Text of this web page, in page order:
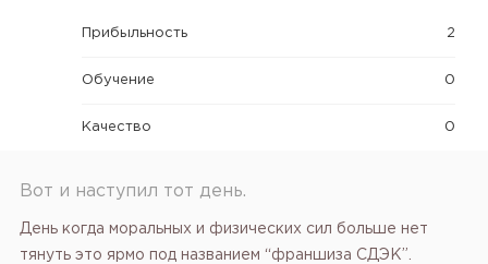
Прибыльность 2
Обучение 0
Качество 0
Вот и наступил тот день.
День когда моральных и физических сил больше нет
тянуть это ярмо под названием “франшиза СДЭК”.